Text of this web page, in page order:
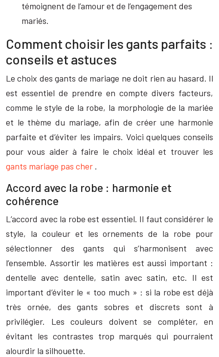
témoignent de l’amour et de l’engagement des
mariés.
Comment choisir les gants parfaits :
conseils et astuces
Le choix des gants de mariage ne doit rien au hasard. Il
est essentiel de prendre en compte divers facteurs,
comme le style de la robe, la morphologie de la mariée
et le thème du mariage, afin de créer une harmonie
parfaite et d’éviter les impairs. Voici quelques conseils
pour vous aider à faire le choix idéal et trouver les
gants mariage pas cher .
Accord avec la robe : harmonie et
cohérence
L’accord avec la robe est essentiel. Il faut considérer le
style, la couleur et les ornements de la robe pour
sélectionner des gants qui s’harmonisent avec
l’ensemble. Assortir les matières est aussi important :
dentelle avec dentelle, satin avec satin, etc. Il est
important d’éviter le « too much » : si la robe est déjà
très ornée, des gants sobres et discrets sont à
privilégier. Les couleurs doivent se compléter, en
évitant les contrastes trop marqués qui pourraient
alourdir la silhouette.